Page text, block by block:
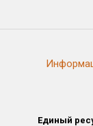
Единый